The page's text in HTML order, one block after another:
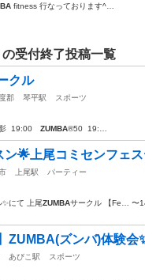
fitness 行なっております^…
受付終了投稿一覧
クル
郡 琴平駅
スポーツ
19:00 ZUMBA®︎50 19:…
🌟上尾コミセンフェ
上尾駅
パーティー
にて 上尾ZUMBAサークル 【Fe… 〜
ZUMBA(ズンバ)体験会
あびこ駅
スポーツ